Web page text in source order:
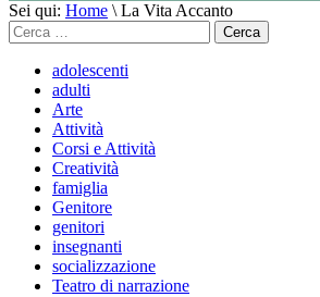
Sei qui: Home \ La Vita Accanto
Cerca
per:
adolescenti
adulti
Arte
Attività
Corsi e Attività
Creatività
famiglia
Genitore
genitori
insegnanti
socializzazione
Teatro di narrazione